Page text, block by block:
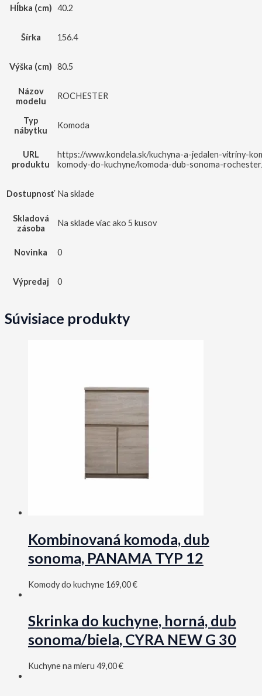
Hĺbka (cm) 40.2
Šírka 156.4
Výška (cm) 80.5
Názov
modelu
ROCHESTER
Typ
nábytku
Komoda
URL
produktu
https://www.kondela.sk/kuchyna-a-jedalen-vitriny-
komody-do-kuchyne/komoda-dub-sonoma-
Dostupnosť Na sklade
Skladová
zásoba
Na sklade viac ako 5 kusov
Novinka 0
Výpredaj 0
Súvisiace produkty
Kombinovaná komoda, dub
sonoma, PANAMA TYP 12
Komody do kuchyne 169,00€
Skrinka do kuchyne, horná, dub
sonoma/biela, CYRA NEW G 30
Kuchyne na mieru 49,00€